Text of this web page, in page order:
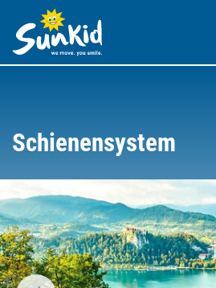
Schienensystem